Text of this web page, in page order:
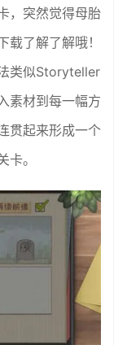
，突然觉得母胎
了解了解哦！
类似Storyteller
素材到每一幅方
贯起来形成一个
。